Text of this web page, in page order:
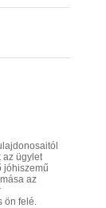
az ügylet
jóhiszemű
az
felé.